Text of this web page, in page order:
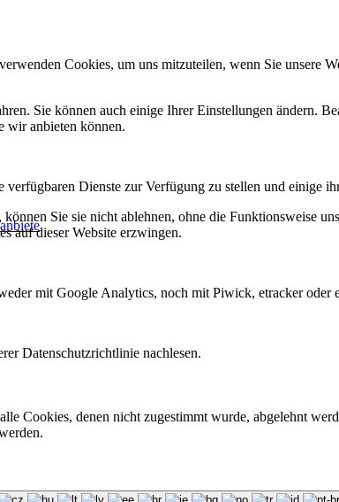
Cookies, um uns mitzuteilen, wenn Sie unsere
Sie können auch einige Ihrer Einstellungen ändern.
wir anbieten können.
Dienste zur Verfügung zu stellen und einige
Sie sie nicht ablehnen, ohne die Funktionsweise
auf dieser Website erzwingen.
mit Google Analytics, noch mit Piwick, etracker oder
Datenschutzrichtlinie nachlesen.
Cookies, denen nicht zugestimmt wurde, abgelehnt